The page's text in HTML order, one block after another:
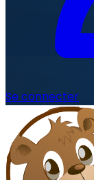
Se connecter